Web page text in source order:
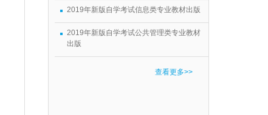
2019年新版自学考试信息类专业教材出版
2019年新版自学考试公共管理类专业教材
出版
查看更多>>